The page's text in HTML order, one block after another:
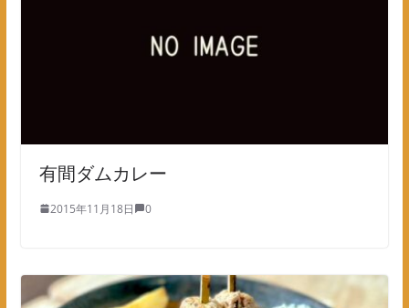
有間ダムカレー
2015年11月18日 0